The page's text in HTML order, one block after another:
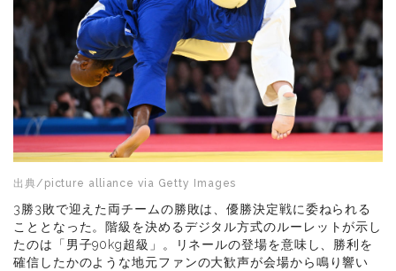
出典/picture alliance via Getty Images
3勝3敗で迎えた両チームの勝敗は、優勝決定戦に委ねられる
こととなった。階級を決めるデジタル方式のルーレットが示し
たのは「男子90kg超級」。リネールの登場を意味し、勝利を
確信したかのような地元ファンの大歓声が会場から鳴り響い